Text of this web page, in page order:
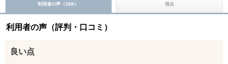
利用者の声（18件） 得点
利用者の声（評判・口コミ）
良い点